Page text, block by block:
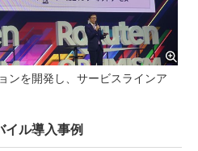
ンを開発し、サービスラインア
イル導入事例